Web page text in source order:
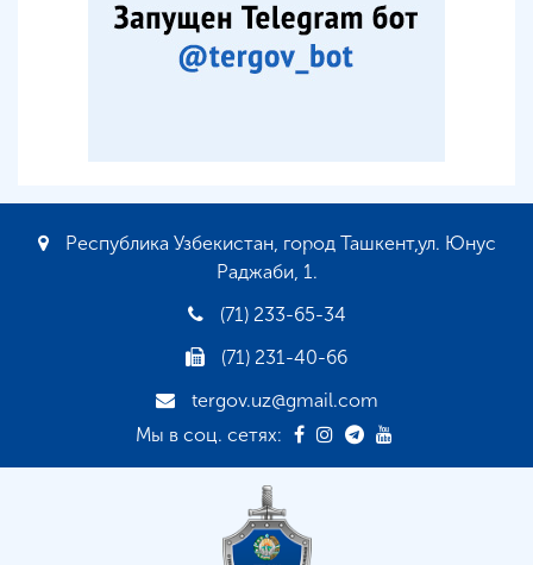
Республика Узбекистан, город Ташкент,ул. Юнус
Раджаби, 1.
(71) 233-65-34
(71) 231-40-66
tergov.uz@gmail.com
Мы в соц. сетях: